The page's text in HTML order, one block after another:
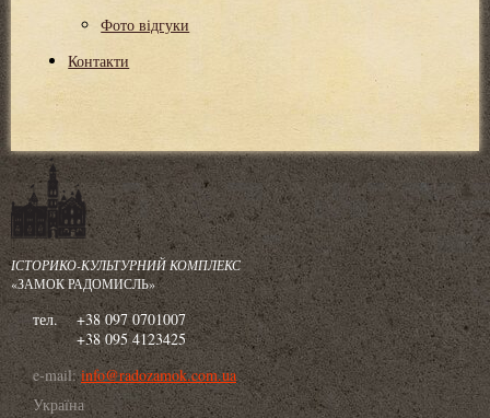
Фото відгуки
Контакти
ІСТОРИКО-КУЛЬТУРНИЙ КОМПЛЕКС
«ЗАМОК РАДОМИСЛЬ»
тел.
+38 097 0701007
+38 095 4123425
e-mail:info@radozamok.com.ua
Україна